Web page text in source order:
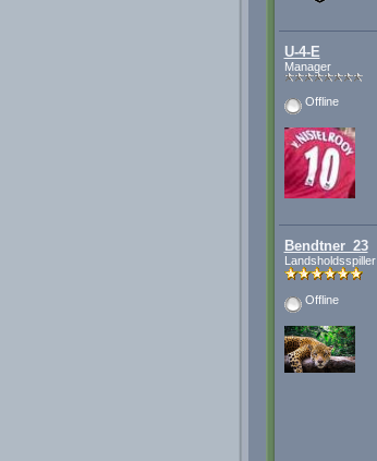
U-4-E
Manager
Offline
Bendtner_23
Landsholdsspiller
Offline